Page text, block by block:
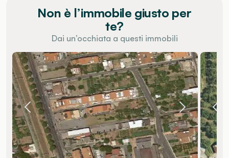
Non è l’immobile giusto per
te?
Dai un’occhiata a questi immobili